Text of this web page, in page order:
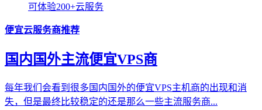
可体验200+云服务
便宜云服务商推荐
国内国外主流便宜VPS商
每年我们会看到很多国内国外的便宜VPS主机商的出现和消
失，但是最终比较稳定的还是那么一些主流服务商...